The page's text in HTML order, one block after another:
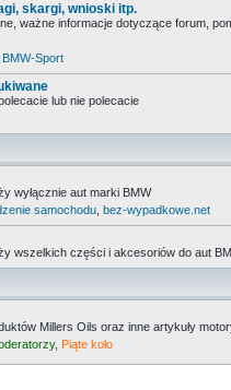
skargi, wnioski itp.
ważne informacje dotyczące forum,
Sport
lub nie polecacie
wyłącznie aut marki BMW
samochodu bez-wypadkowe.net
wszelkich części i akcesoriów do aut
Millers Oils oraz inne artykuły
, Piąte koło